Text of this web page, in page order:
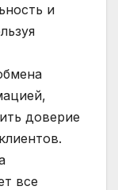
и
доверие
все